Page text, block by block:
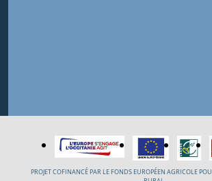
PROJET COFINANCÉ PAR LE FONDS EUROPÉEN AGRICOLE